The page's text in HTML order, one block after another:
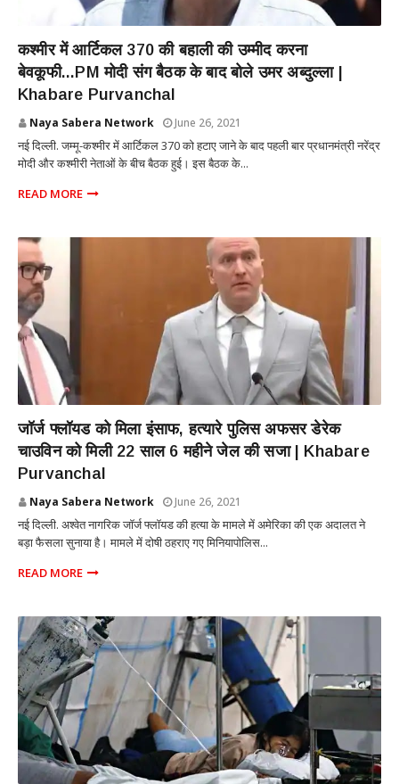
कश्मीर में आर्टिकल 370 की बहाली की उम्मीद करना
बेवकूफी...PM मोदी संग बैठक के बाद बोले उमर अब्दुल्ला |
Khabare Purvanchal
Naya Sabera Network June 26, 2021
नई दिल्ली. जम्मू-कश्मीर में आर्टिकल 370 को हटाए जाने के बाद पहली बार प्रधानमंत्री नरेंद्र
मोदी और कश्मीरी नेताओं के बीच बैठक हुई। इस बैठक के...
READ MORE
जॉर्ज फ्लॉयड को मिला इंसाफ, हत्यारे पुलिस अफसर डेरेक
चाउविन को मिली 22 साल 6 महीने जेल की सजा | Khabare
Purvanchal
Naya Sabera Network June 26, 2021
नई दिल्ली. अश्वेत नागरिक जॉर्ज फ्लॉयड की हत्या के मामले में अमेरिका की एक अदालत ने
बड़ा फैसला सुनाया है। मामले में दोषी ठहराए गए मिनियापोलिस...
READ MORE